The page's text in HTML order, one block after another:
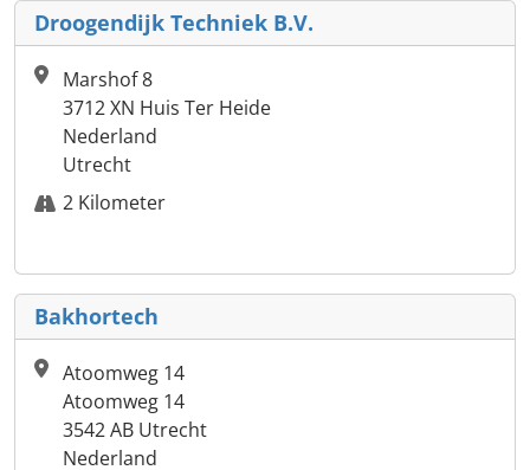
Droogendijk Techniek B.V.
Marshof 8
3712 XN Huis Ter Heide
Nederland
Utrecht
2 Kilometer
Bakhortech
Atoomweg 14
Atoomweg 14
3542 AB Utrecht
Nederland